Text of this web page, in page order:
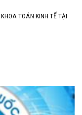
TOÁN KINH TẾ TẠI